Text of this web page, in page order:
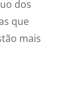
dos
que
mais